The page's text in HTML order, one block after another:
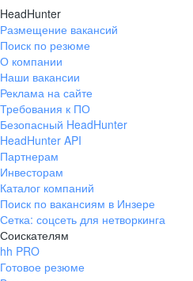
HeadHunter
Размещение вакансий
Поиск по резюме
О компании
Наши вакансии
Реклама на сайте
Требования к ПО
Безопасный HeadHunter
HeadHunter API
Партнерам
Инвесторам
Каталог компаний
Поиск по вакансиям в Инзере
Сетка: соцсеть для нетворкинга
Соискателям
hh PRO
Готовое резюме